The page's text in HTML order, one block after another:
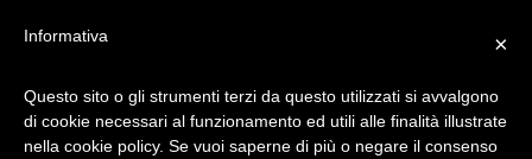
I PERSONAGGI DI FRUTTA
DI MARIJA TIURINA
×
Informativa
Questo sito o gli strumenti terzi da questo utilizzati si avvalgono
di cookie necessari al funzionamento ed utili alle finalità illustrate
nella cookie policy. Se vuoi saperne di più o negare il consenso